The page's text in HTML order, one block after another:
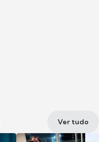
Ver tudo